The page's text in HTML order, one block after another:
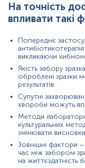
За 3 доби перед здачею
(сім’явиверження).
Напередодні слід
сауни, лазню), алкоголь
Застереження!
для гарантування
спеціаліст – медична
Зверніть увагу,
що
антибіотиків/
патогенної чи умовно-
перевищують норму.
У випадках, коли для
комітетом з
На точність
впливати такі
Попереднє
викликаючи
Якість забору
оброблені зразки
результатів.
Супутні
хвороби можуть
Методи
культуральних
змінювати
Зовнішні фактори
час між забором
на життєздатність